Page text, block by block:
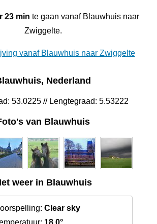
23 min te gaan vanaf Blauwhuis naar
Zwiggelte.
vanaf Blauwhuis naar Zwiggelte
Nederland
53.0225 // Lengtegraad: 5.53222
van Blauwhuis
weer in Blauwhuis
Clear sky